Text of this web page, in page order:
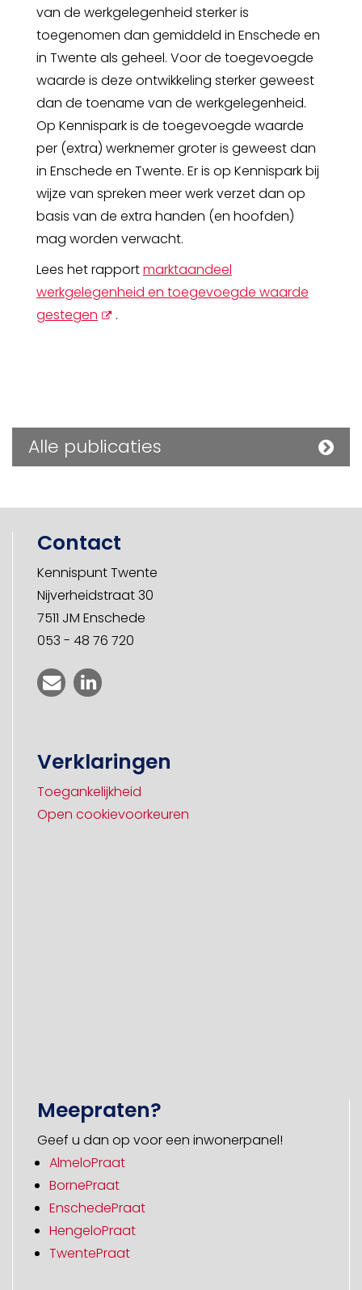
van de werkgelegenheid sterker is
toegenomen dan gemiddeld in Enschede en
in Twente als geheel. Voor de toegevoegde
waarde is deze ontwikkeling sterker geweest
dan de toename van de werkgelegenheid.
Op Kennispark is de toegevoegde waarde
per (extra) werknemer groter is geweest dan
in Enschede en Twente. Er is op Kennispark bij
wijze van spreken meer werk verzet dan op
basis van de extra handen (en hoofden)
mag worden verwacht.
Lees het rapportmarktaandeel
werkgelegenheid en toegevoegde waarde
gestegen opent
.
Alle publicaties
Contact
Kennispunt Twente
Nijverheidstraat 30
7511 JM Enschede
053 - 48 76 720
Verklaringen
Toegankelijkheid
Open cookievoorkeuren
Meepraten?
Geef u dan op voor een inwonerpanel!
AlmeloPraat
BornePraat
EnschedePraat
HengeloPraat
TwentePraat